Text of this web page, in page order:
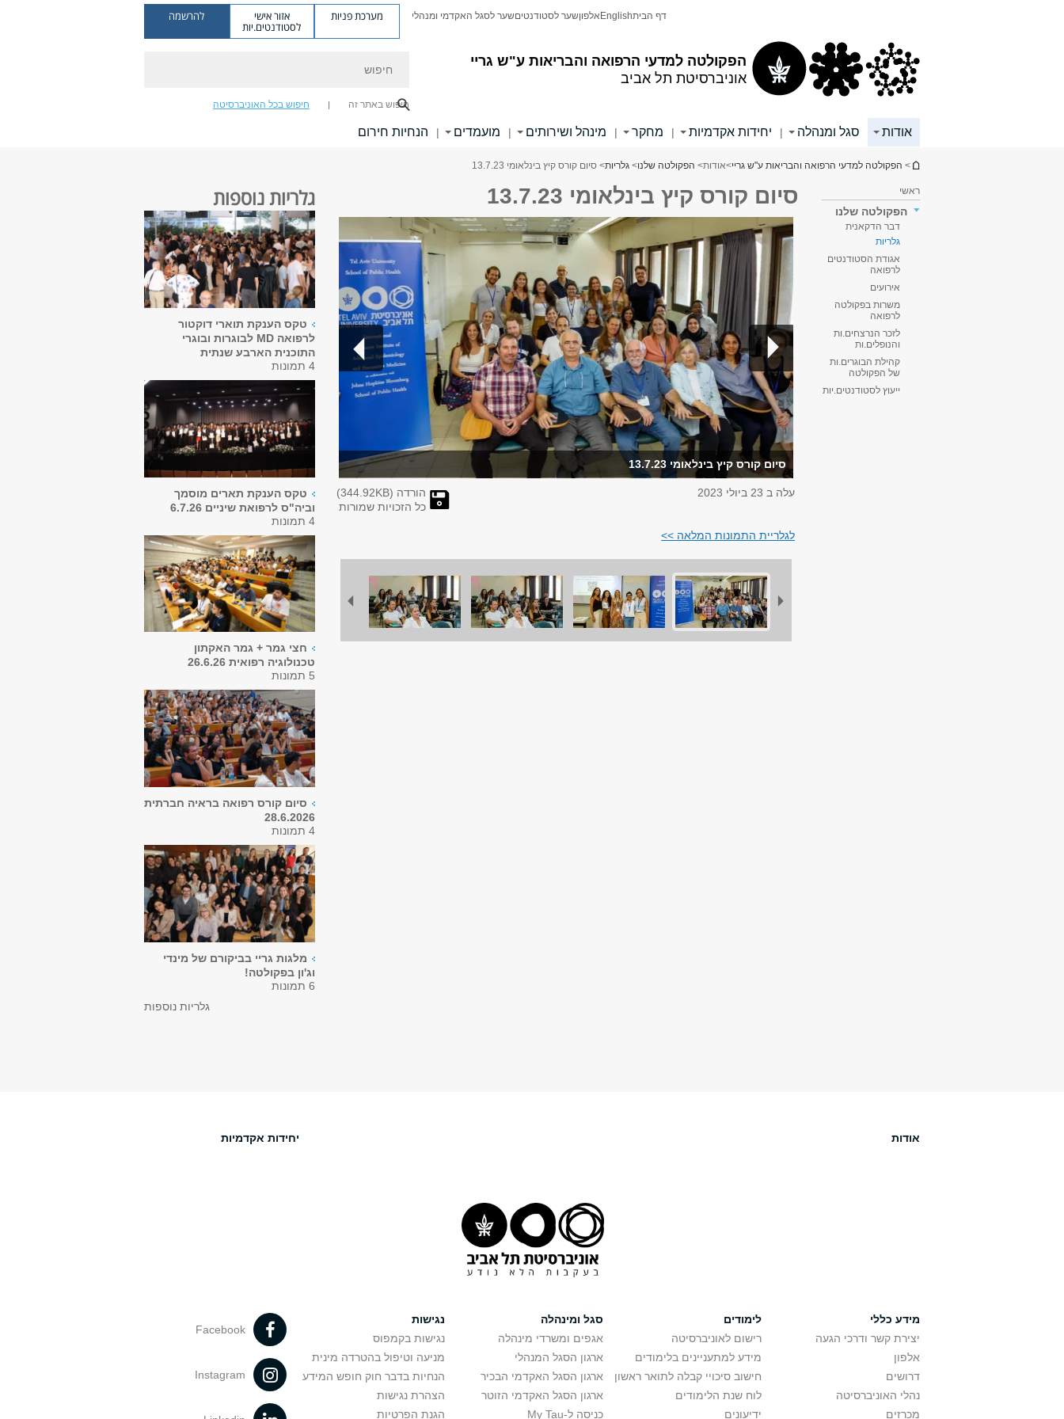
הפקולטה למדעי הרפואה והבריאות ע"ש גריי
אוניברסיטת תל אביב
דף הביתEnglish אלפוןשער לסטודנטיםשער לסגל האקדמי ומנהלי מערכת פניות אזור אישי
לסטודנטים.יות
להרשמה
חיפוש באתר זה חיפוש בכל האוניברסיטה
אודות סגל ומנהלה | יחידות אקדמיות | מחקר | מינהל ושירותים | מועמדים | הנחיות חירום
הינך נמצא כאן
> הפקולטה למדעי הרפואה והבריאות ע"ש גריי>אודות> הפקולטה שלנו> גלריות> סיום קורס קיץ בינלאומי 13.7.23
ראשי
הפקולטה שלנו
דבר הדקאנית
גלריות
אגודת הסטודנטים
לרפואה
אירועים
משרות בפקולטה
לרפואה
לזכר הנרצחים.ות
והנופלים.ות
קהילת הבוגרים.ות
של הפקולטה
ייעוץ לסטודנטים.יות
סיום קורס קיץ בינלאומי 13.7.23 גלריות נוספות
טקס הענקת תוארי דוקטור
לרפואה MD לבוגרות ובוגרי
התוכנית הארבע שנתית
4 תמונות
טקס הענקת תארים מוסמך
וביה"ס לרפואת שיניים 6.7.26
4 תמונות
חצי גמר + גמר האקתון
טכנולוגיה רפואית 26.6.26
5 תמונות
סיום קורס רפואה בראיה חברתית
28.6.2026
4 תמונות
מלגות גריי בביקורם של מינדי
וג'ון בפקולטה!
6 תמונות
גלריות נוספות
סיום קורס קיץ בינלאומי 13.7.23
עלה ב 23 ביולי 2023 הורדה ( 344.92KB)
כל הזכויות שמורות
לגלריית התמונות המלאה >>
אודות יחידות אקדמיות
מידע כללי
יצירת קשר ודרכי הגעה
אלפון
דרושים
נהלי האוניברסיטה
מכרזים
לימודים
רישום לאוניברסיטה
מידע למתעניינים בלימודים
חישוב סיכויי קבלה לתואר ראשון
לוח שנת הלימודים
ידיעונים
סגל ומינהלה
אגפים ומשרדי מינהלה
ארגון הסגל המנהלי
ארגון הסגל האקדמי הבכיר
ארגון הסגל האקדמי הזוטר
כניסה ל-My Tau
נגישות
נגישות בקמפוס
מניעה וטיפול בהטרדה מינית
הנחיות בדבר חוק חופש המידע
הצהרת נגישות
הגנת הפרטיות
Facebook
Instagram